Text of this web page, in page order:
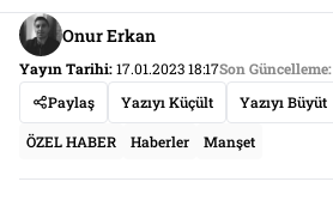
Onur Erkan
Yayın Tarihi:17.01.2023 18:17Son Güncelleme:
Paylaş
Yazıyı Küçült Yazıyı Büyüt
ÖZEL HABER Haberler Manşet